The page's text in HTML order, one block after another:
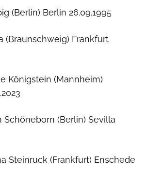
(Berlin) Berlin 26.09.1995
(Braunschweig) Frankfurt
Königstein (Mannheim)
Schöneborn (Berlin) Sevilla
Steinruck (Frankfurt) Enschede